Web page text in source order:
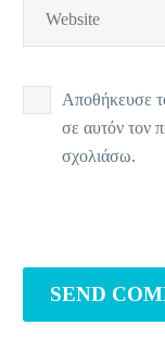
Αποθήκευσε
σε αυτόν τον
σχολιάσω.
SEND